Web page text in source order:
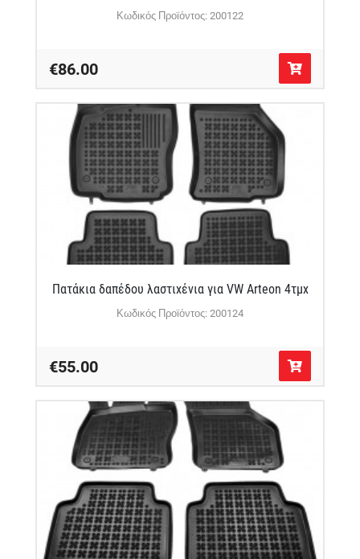
Κωδικός Προϊόντος: 200122
€86.00
Πατάκια δαπέδου λαστιχένια για VW Arteon 4τμχ
Κωδικός Προϊόντος: 200124
€55.00